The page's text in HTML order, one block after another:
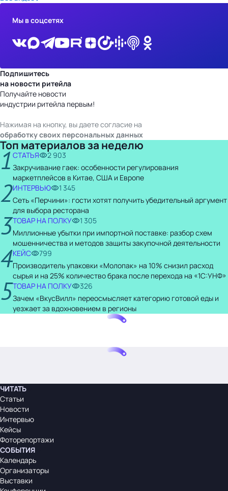
Мы в соцсетях
Подпишитесь
на новости ритейла
Получайте новости
индустрии ритейла первым!
Нажимая на кнопку, вы даете согласие на
обработку своих персональных данных
Топ материалов за неделю
1 СТАТЬЯ
2 903
Закручивание гаек: особенности регулирования
маркетплейсов в Китае, США и Европе
2ИНТЕРВЬЮ
1 345
Сеть «Перчини»: гости хотят получить убедительный аргумент
для выбора ресторана
3ТОВАР НА ПОЛКУ
1 305
Миллионные убытки при импортной поставке: разбор схем
мошенничества и методов защиты закупочной деятельности
4КЕЙС
799
Производитель упаковки «Молопак» на 10% снизил расход
сырья и на 25% количество брака после перехода на «1С:УНФ»
5ТОВАР НА ПОЛКУ
326
Зачем «ВкусВилл» переосмысляет категорию готовой еды и
уезжает за вдохновением в регионы
ЧИТАТЬ
Статьи
Новости
Интервью
Кейсы
Фоторепортажи
СОБЫТИЯ
Календарь
Организаторы
Выставки